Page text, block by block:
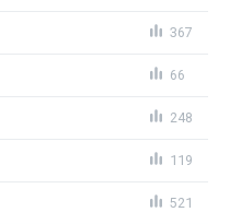
367
66
248
119
521